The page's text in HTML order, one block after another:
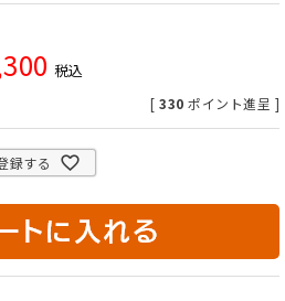
税込
[ 330 ポイント進呈 ]
録する